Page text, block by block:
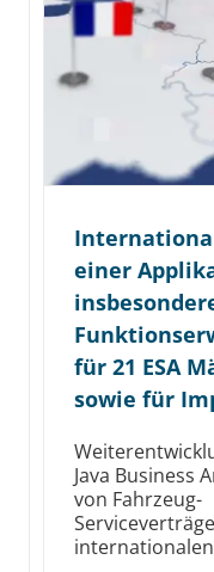
einer
für 21 ESA
sowie für
Java Business
von Fahrzeug-